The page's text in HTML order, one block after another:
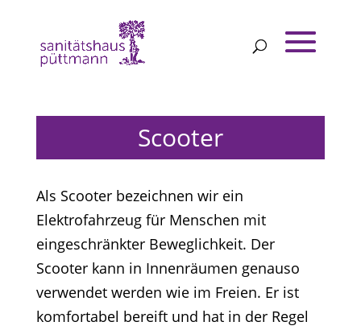
Scooter
Als Scooter bezeichnen wir ein
Elektrofahrzeug für Menschen mit
eingeschränkter Beweglichkeit. Der
Scooter kann in Innenräumen genauso
verwendet werden wie im Freien. Er ist
komfortabel bereift und hat in der Regel